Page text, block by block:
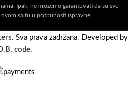
Ipak, ne možemo garantovati da su sve
sajtu u potpunosti ispravne.
. Sva prava zadržana. Developed by
code.